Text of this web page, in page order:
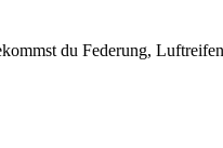
du Federung,